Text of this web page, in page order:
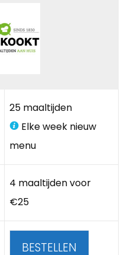
25 maaltijden
Elke week nieuw
menu
4 maaltijden voor
€25
BESTELLEN